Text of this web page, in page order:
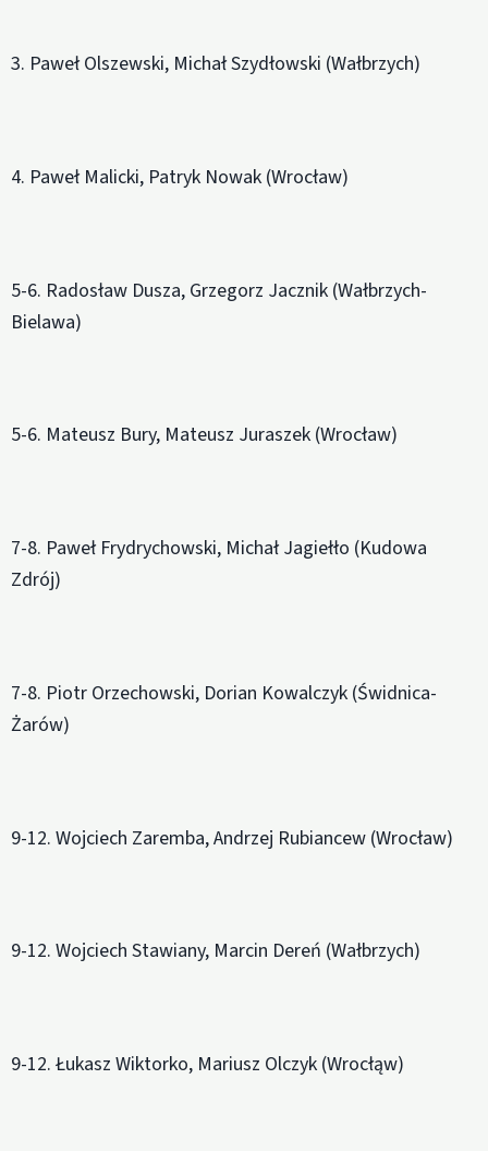
3. Paweł Olszewski, Michał Szydłowski (Wałbrzych)
4. Paweł Malicki, Patryk Nowak (Wrocław)
5-6. Radosław Dusza, Grzegorz Jacznik (Wałbrzych-
Bielawa)
5-6. Mateusz Bury, Mateusz Juraszek (Wrocław)
7-8. Paweł Frydrychowski, Michał Jagiełło (Kudowa
Zdrój)
7-8. Piotr Orzechowski, Dorian Kowalczyk (Świdnica-
Żarów)
9-12. Wojciech Zaremba, Andrzej Rubiancew (Wrocław)
9-12. Wojciech Stawiany, Marcin Dereń (Wałbrzych)
9-12. Łukasz Wiktorko, Mariusz Olczyk (Wrocłąw)